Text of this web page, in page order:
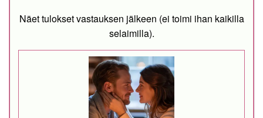
Näet tulokset vastauksen jälkeen (ei toimi ihan kaikilla
selaimilla).